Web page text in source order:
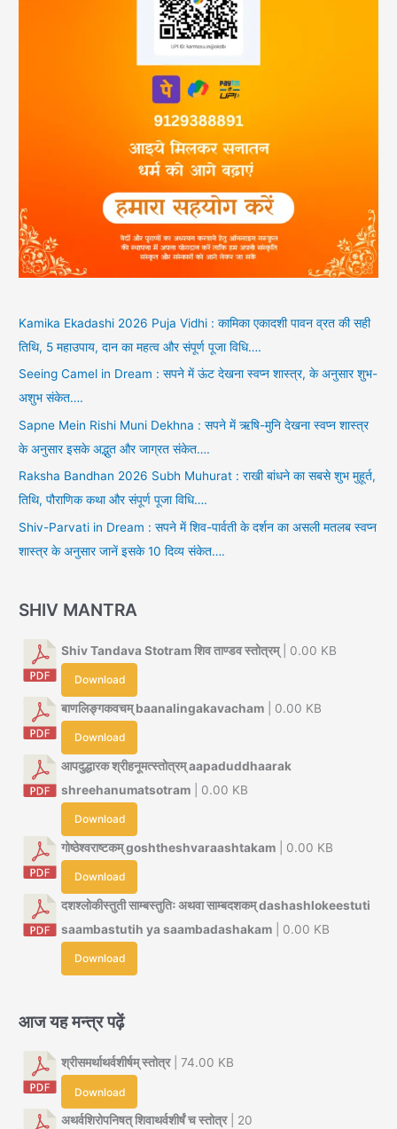
Kamika Ekadashi 2026 Puja Vidhi : कामिका एकादशी पावन व्रत की सही
तिथि, 5 महाउपाय, दान का महत्व और संपूर्ण पूजा विधि….
Seeing Camel in Dream : सपने में ऊंट देखना स्वप्न शास्त्र, के अनुसार शुभ-
अशुभ संकेत….
Sapne Mein Rishi Muni Dekhna : सपने में ऋषि-मुनि देखना स्वप्न शास्त्र
के अनुसार इसके अद्भुत और जाग्रत संकेत….
Raksha Bandhan 2026 Subh Muhurat : राखी बांधने का सबसे शुभ मुहूर्त,
तिथि, पौराणिक कथा और संपूर्ण पूजा विधि….
Shiv-Parvati in Dream : सपने में शिव-पार्वती के दर्शन का असली मतलब स्वप्न
शास्त्र के अनुसार जानें इसके 10 दिव्य संकेत….
SHIV MANTRA
Shiv Tandava Stotram शिव ताण्डव स्तोत्रम्| 0.00 KB
Download
बाणलिङ्गकवचम् baanalingakavacham | 0.00 KB
Download
आपदुद्धारक श्रीहनूमत्स्तोत्रम् aapaduddhaarak
shreehanumatsotram | 0.00 KB
Download
गोष्ठेश्वराष्टकम् goshtheshvaraashtakam | 0.00 KB
Download
दशश्लोकीस्तुती साम्बस्तुतिः अथवा साम्बदशकम् dashashlokeestuti
saambastutih ya saambadashakam | 0.00 KB
Download
आज यह मन्त्र पढ़ें
श्रीसमर्थाथर्वशीर्षम् स्तोत्र| 74.00 KB
Download
अथर्वशिरोपनिषत् शिवाथर्वशीर्षं च स्तोत्र| 20